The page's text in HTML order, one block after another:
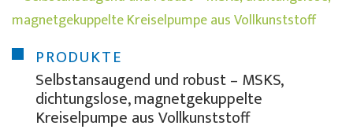
PRODUKTE
Selbstansaugend und robust – MSKS,
dichtungslose, magnetgekuppelte
Kreiselpumpe aus Vollkunststoff